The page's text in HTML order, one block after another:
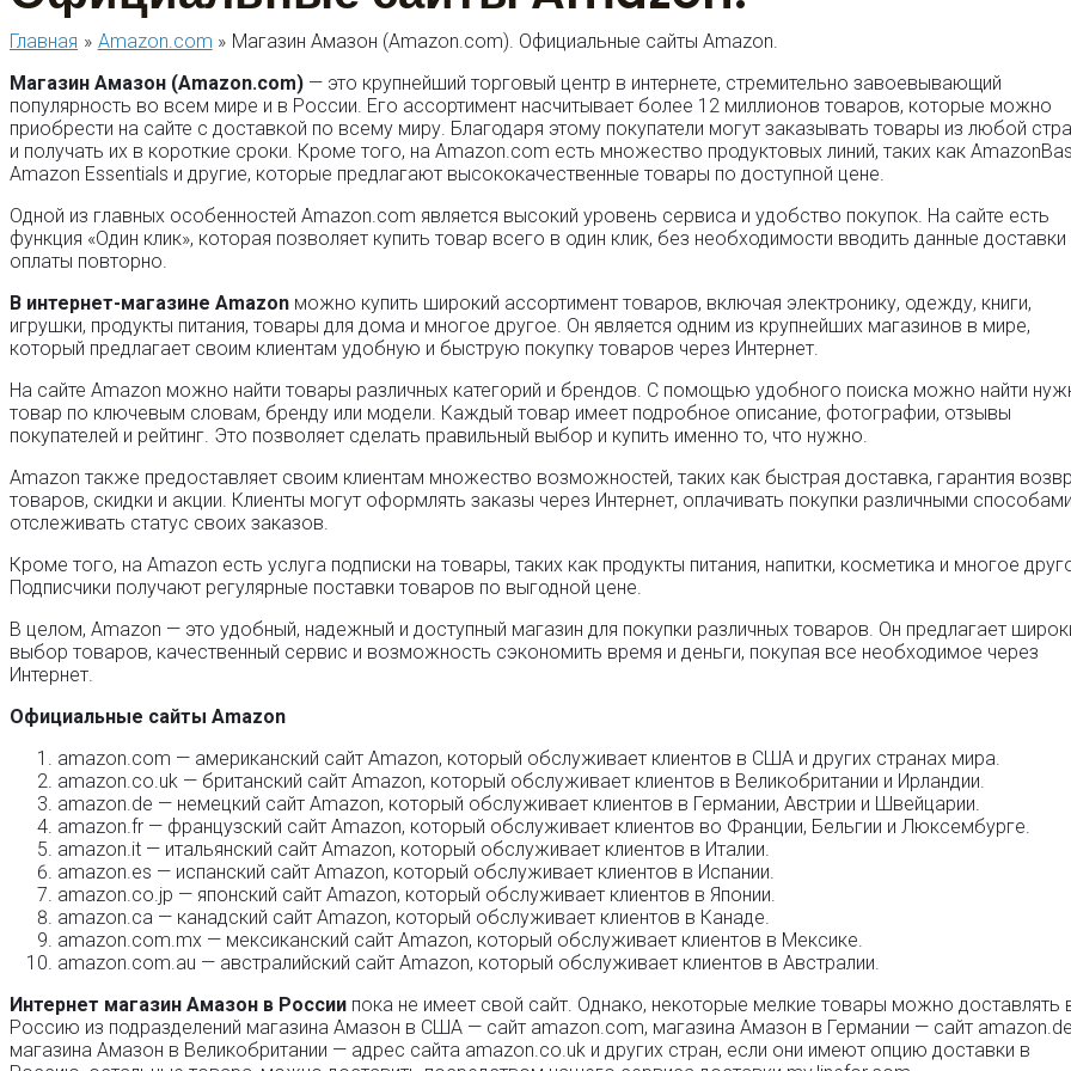
Главная Amazon.com
Магазин Амазон (Amazon.com). Официальные сайты Amazon.
Магазин Амазон (Amazon.com) — это крупнейший торговый центр в интернете, стремительно завоевывающий
популярность во всем мире и в России. Его ассортимент насчитывает более 12 миллионов товаров, которые можно
приобрести на сайте с доставкой по всему миру. Благодаря этому покупатели могут заказывать товары из любой
и получать их в короткие сроки. Кроме того, на Amazon.com есть множество продуктовых линий, таких как
Amazon Essentials и другие, которые предлагают высококачественные товары по доступной цене.
Одной из главных особенностей Amazon.com является высокий уровень сервиса и удобство покупок. На сайте есть
функция «Один клик», которая позволяет купить товар всего в один клик, без необходимости вводить данные доставки
оплаты повторно.
В интернет-магазине Amazon можно купить широкий ассортимент товаров, включая электронику, одежду, книги,
игрушки, продукты питания, товары для дома и многое другое. Он является одним из крупнейших магазинов в мире,
который предлагает своим клиентам удобную и быструю покупку товаров через Интернет.
На сайте Amazon можно найти товары различных категорий и брендов. С помощью удобного поиска можно найти
товар по ключевым словам, бренду или модели. Каждый товар имеет подробное описание, фотографии, отзывы
покупателей и рейтинг. Это позволяет сделать правильный выбор и купить именно то, что нужно.
Amazon также предоставляет своим клиентам множество возможностей, таких как быстрая доставка, гарантия
товаров, скидки и акции. Клиенты могут оформлять заказы через Интернет, оплачивать покупки различными
отслеживать статус своих заказов.
Кроме того, на Amazon есть услуга подписки на товары, таких как продукты питания, напитки, косметика и многое
Подписчики получают регулярные поставки товаров по выгодной цене.
В целом, Amazon — это удобный, надежный и доступный магазин для покупки различных товаров. Он предлагает
выбор товаров, качественный сервис и возможность сэкономить время и деньги, покупая все необходимое через
Интернет.
Официальные сайты Amazon
amazon.com — американский сайт Amazon, который обслуживает клиентов в США и других странах мира.
amazon.co.uk — британский сайт Amazon, который обслуживает клиентов в Великобритании и Ирландии.
amazon.de — немецкий сайт Amazon, который обслуживает клиентов в Германии, Австрии и Швейцарии.
amazon.fr — французский сайт Amazon, который обслуживает клиентов во Франции, Бельгии и Люксембурге.
amazon.it — итальянский сайт Amazon, который обслуживает клиентов в Италии.
amazon.es — испанский сайт Amazon, который обслуживает клиентов в Испании.
amazon.co.jp — японский сайт Amazon, который обслуживает клиентов в Японии.
amazon.ca — канадский сайт Amazon, который обслуживает клиентов в Канаде.
amazon.com.mx — мексиканский сайт Amazon, который обслуживает клиентов в Мексике.
amazon.com.au — австралийский сайт Amazon, который обслуживает клиентов в Австралии.
Интернет магазин Амазон в России пока не имеет свой сайт. Однако, некоторые мелкие товары можно доставлять
Россию из подразделений магазина Амазон в США — сайт amazon.com, магазина Амазон в Германии — сайт
магазина Амазон в Великобритании — адрес сайта amazon.co.uk и других стран, если они имеют опцию доставки в